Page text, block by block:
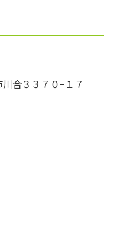
合３３７０−１７